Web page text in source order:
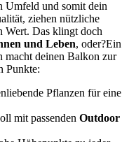
Umfeld und somit dein
ziehen nützliche
Wert. Das klingt doch
und Leben, oder?Ein
macht deinen Balkon zur
Punkte:
Pflanzen für eine
mit passenden Outdoor